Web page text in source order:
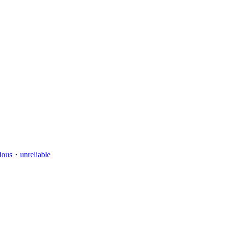
・ unreliable